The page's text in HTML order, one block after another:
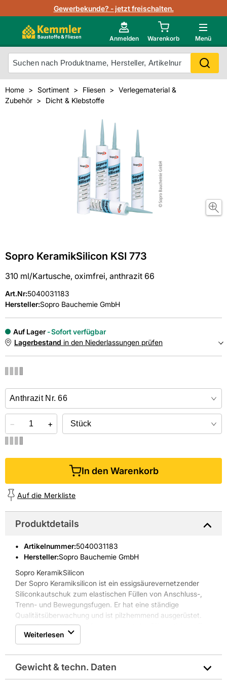
Gewerbekunde? - jetzt freischalten.
Anmelden Warenkorb Menü
Lagerbestand in Echtzeit
Nutzerverwaltung
Photovoltaik Konfigurator
Projektlisten
Technische Daten & Merkblätter
Neu im Onlineshop?
Mein Konto
Meistverkaufte Produkte
Unsere Kemmler-Marke
Home Sortiment Fliesen
Verlegematerial &
Zubehör
Dicht & Klebstoffe
Sopro KeramikSilicon KSI 773
310 ml/Kartusche, oximfrei, anthrazit 66
Art.Nr:5040031183
Hersteller:Sopro Bauchemie GmbH
Auf Lager
Sofort verfügbar
Lagerbestand in den Niederlassungen prüfen
Online kaufen &
− +
In den Warenkorb
Auf die Merkliste
Produktdetails
Artikelnummer:5040031183
Hersteller:Sopro Bauchemie GmbH
Sopro KeramikSilicon
Der Sopro Keramiksilicon ist ein essigsäurevernetzender
Siliconkautschuk zum elastischen Füllen von Anschluss-,
Trenn- und Bewegungsfugen. Er hat eine ständige
Qualitätsüberwachung und ist pilzhemmend ausgerüstet.
Nach der Aushärtung/Vernetzung ist der Silicondichtstoff
elastisch, witterungs-, alterungs- und UV-beständig.
Eigenschaften Sopro KeramikSilicon:
* für den Keramik- und Sanitärbereich
* pilzhemmend ausgerüstet nach DIN EN ISO 846
* für den Innen- und Außenbereich
Weiterlesen
Gewicht & techn. Daten